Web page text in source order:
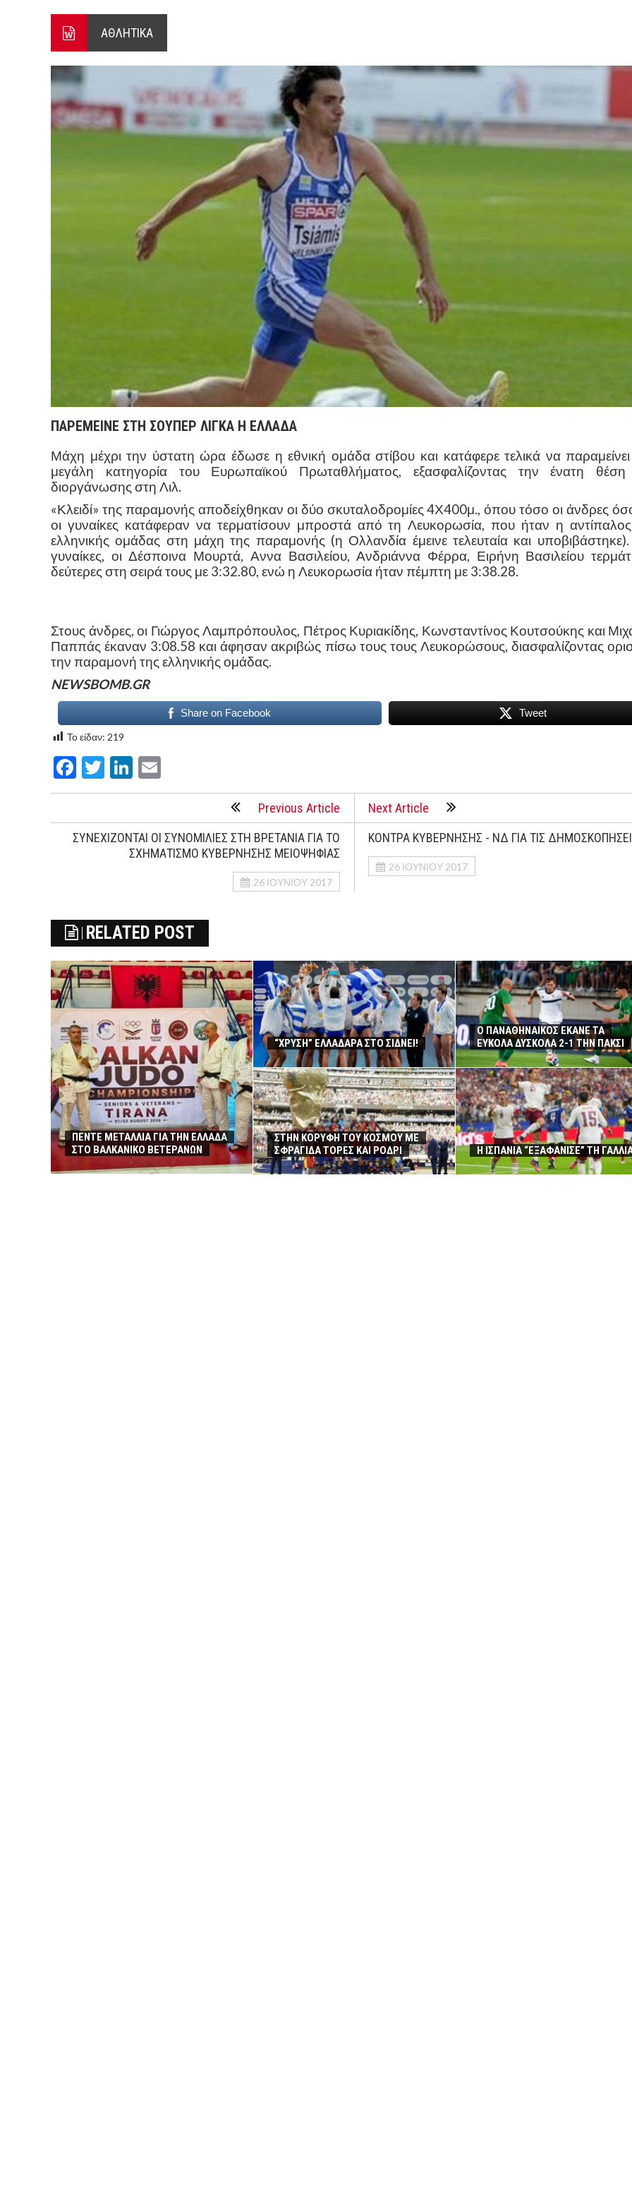
Ο Πάνος Αβραμόπουλος στο MEGA NEWS – «NOW» με τον Βασίλη Σφήνα 3-8-26 !
ΑΘΛΗΤΙΚΑ
ΠΑΡΕΜΕΙΝΕ ΣΤΗ ΣΟΥΠΕΡ ΛΙΓΚΑ Η ΕΛΛΑΔΑ
Μάχη μέχρι την ύστατη ώρα έδωσε η εθνική ομάδα στίβου και κατάφερε τελικά να
μεγάλη κατηγορία του Ευρωπαϊκού Πρωταθλήματος, εξασφαλίζοντας την ένατη
διοργάνωσης στη Λιλ.
«Κλειδί» της παραμονής αποδείχθηκαν οι δύο σκυταλοδρομίες 4Χ400μ., όπου τόσο οι άνδρες
οι γυναίκες κατάφεραν να τερματίσουν μπροστά από τη Λευκορωσία, που ήταν η
ελληνικής ομάδας στη μάχη της παραμονής (η Ολλανδία έμεινε τελευταία και υποβιβάστηκε).
γυναίκες, οι Δέσποινα Μουρτά, Αννα Βασιλείου, Ανδριάννα Φέρρα, Ειρήνη Βασιλείου
δεύτερες στη σειρά τους με 3:32.80, ενώ η Λευκορωσία ήταν πέμπτη με 3:38.28.
Στους άνδρες, οι Γιώργος Λαμπρόπουλος, Πέτρος Κυριακίδης, Κωνσταντίνος Κουτσούκης και
Παππάς έκαναν 3:08.58 και άφησαν ακριβώς πίσω τους τους Λευκορώσους, διασφαλίζοντας
την παραμονή της ελληνικής ομάδας.
NEWSBOMB.GR
Share on Facebook
Tweet
Το είδαν: 219
Facebook
TwitterLinkedIn
Previous Article
ΣΥΝΕΧΙΖΟΝΤΑΙ ΟΙ ΣΥΝΟΜΙΛΙΕΣ ΣΤΗ ΒΡΕΤΑΝΙΑ ΓΙΑ ΤΟ
ΣΧΗΜΑΤΙΣΜΟ ΚΥΒΕΡΝΗΣΗΣ ΜΕΙΟΨΗΦΙΑΣ
26 ΙΟΥΝΊΟΥ 2017
Next Article
ΚΟΝΤΡΑ ΚΥΒΕΡΝΗΣΗΣ - ΝΔ ΓΙΑ ΤΙΣ
26 ΙΟΥΝΊΟΥ 2017
RELATED POST
ΠΕΝΤΕ ΜΕΤΑΛΛΙΑ ΓΙΑ ΤΗΝ ΕΛΛΑΔΑ
ΣΤΟ ΒΑΛΚΑΝΙΚΟ ΒΕΤΕΡΑΝΩΝ
“ΧΡΥΣΗ” ΕΛΛΑΔΑΡΑ ΣΤΟ ΣΙΔΝΕΙ!
Ο ΠΑΝΑΘΗΝΑΙΚΟΣ ΕΚΑΝΕ ΤΑ
ΕΥΚΟΛΑ ΔΥΣΚΟΛΑ 2-1 ΤΗΝ ΠΑΚΣΙ
ΣΤΗΝ ΚΟΡΥΦΗ ΤΟΥ ΚΟΣΜΟΥ ΜΕ
ΣΦΡΑΓΙΔΑ ΤΟΡΕΣ ΚΑΙ ΡΟΔΡΙ
Η ΙΣΠΑΝΙΑ “ΕΞΑΦΑΝΙΣΕ” ΤΗ